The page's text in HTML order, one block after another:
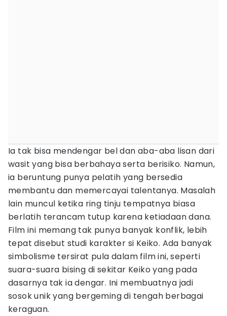
Ia tak bisa mendengar bel dan aba-aba lisan dari
wasit yang bisa berbahaya serta berisiko. Namun,
ia beruntung punya pelatih yang bersedia
membantu dan memercayai talentanya. Masalah
lain muncul ketika ring tinju tempatnya biasa
berlatih terancam tutup karena ketiadaan dana.
Film ini memang tak punya banyak konflik, lebih
tepat disebut studi karakter si Keiko. Ada banyak
simbolisme tersirat pula dalam film ini, seperti
suara-suara bising di sekitar Keiko yang pada
dasarnya tak ia dengar. Ini membuatnya jadi
sosok unik yang bergeming di tengah berbagai
keraguan.